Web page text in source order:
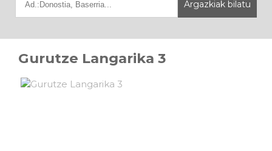
Gurutze Langarika 3